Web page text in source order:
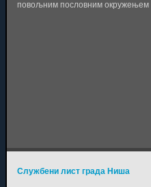
Службени лист града Ниша